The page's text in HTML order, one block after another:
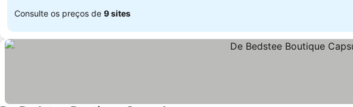
Consulte os preços de 9 sites